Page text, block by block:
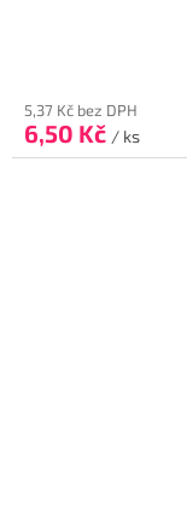
produktu
je
5,0
5,37 Kč bez DPH
6,50 Kč / ks